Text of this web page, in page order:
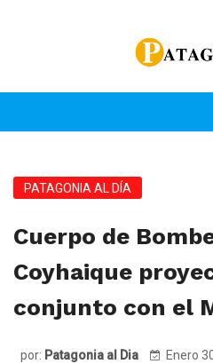
PATAGONIA AL DÍA
Cuerpo de
Coyhaique
conjunto con el
por: Patagonia al Dia Enero